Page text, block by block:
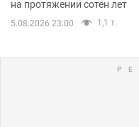
на протяжении сотен лет
5.08.2026 23:00 1,1 т.